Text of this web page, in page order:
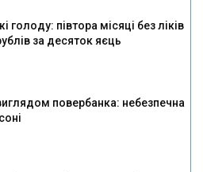
півтора місяці без ліків
за десяток яєць
повербанка: небезпечна